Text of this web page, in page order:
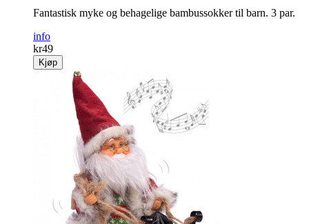
Fantastisk myke og behagelige bambussokker til barn. 3 par.
info
kr49
Kjøp